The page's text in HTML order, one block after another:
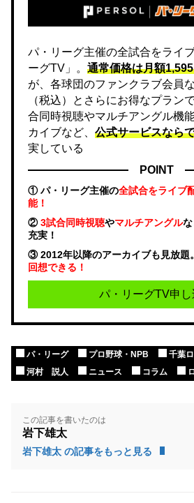
パ・リーグ主催の全試合をライ
ーグTV」。 通常価格は月額
が、各球団のファンクラブ会員
（税込）とさらにお得なプラン
合同時視聴やマルチアングル機
カイブなど、 公式サービスなら
実している
POINT
① パ・リーグ主催の全試合をライブ
能！
②3試合同時視聴やマルチアングル
充実！
③ 2012年以降のアーカイブも見放題。
回想できる！
パ・リーグTV申し
パ・リーグ プロ野球・NPB
千葉
河村 説人
ニュース コラム
この記事を書いたのは
岩下雄太
岩下雄太 の記事をもっと見る